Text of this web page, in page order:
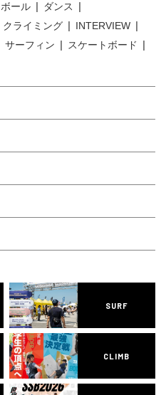
ール
ダンス
クライミング
INTERVIEW
サーフィン
スケートボード
SURF
CLIMB